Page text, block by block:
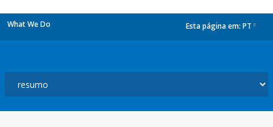
What We Do Esta página em: PT